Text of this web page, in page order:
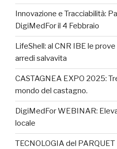
Innovazione e Tracciabilità:
DigiMedFor il 4 Febbraio
LifeShell: al CNR IBE le
arredi salvavita
CASTAGNEA EXPO 2025:
mondo del castagno.
DigiMedFor WEBINAR:
locale
TECNOLOGIA del PARQUET